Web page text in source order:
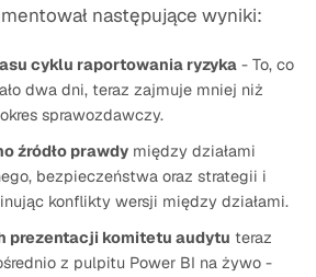
następujące wyniki:
cyklu raportowania ryzyka - To, co
dwa dni, teraz zajmuje mniej niż
sprawozdawczy.
źródło prawdy między działami
bezpieczeństwa oraz strategii i
konflikty wersji między działami.
prezentacji komitetu audytu teraz
z pulpitu Power BI na żywo -